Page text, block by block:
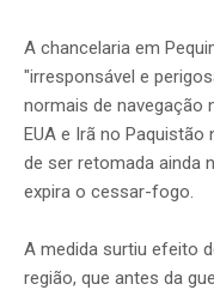
A chancelaria em
"irresponsável e
normais de navegação
EUA e Irã no Paquistão
de ser retomada ainda
expira o cessar-fogo.
A medida surtiu efeito
região, que antes da